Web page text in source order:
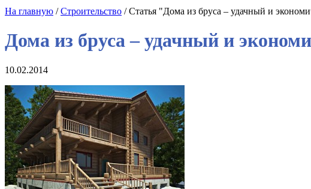
На главную /Строительство / Статья "Дома из бруса – удачный и
Дома из бруса – удачный и
10.02.2014